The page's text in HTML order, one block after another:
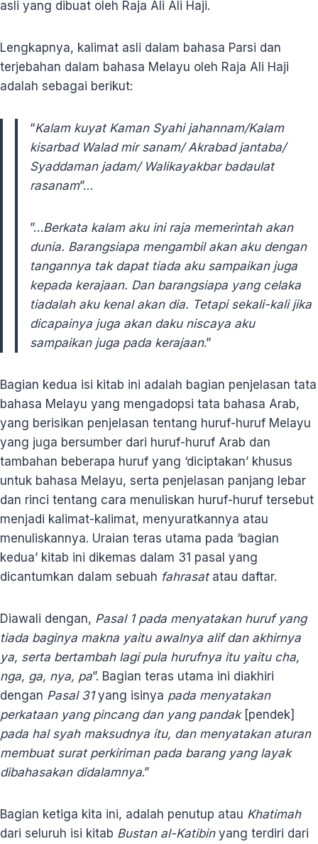
asli yang dibuat oleh Raja Ali Ali Haji.
Lengkapnya, kalimat asli dalam bahasa Parsi dan
terjebahan dalam bahasa Melayu oleh Raja Ali Haji
adalah sebagai berikut:
“Kalam kuyat Kaman Syahi jahannam/Kalam
kisarbad Walad mir sanam/ Akrabad jantaba/
Syaddaman jadam/ Walikayakbar badaulat
rasanam”…
”…Berkata kalam aku ini raja memerintah akan
dunia. Barangsiapa mengambil akan aku dengan
tangannya tak dapat tiada aku sampaikan juga
kepada kerajaan. Dan barangsiapa yang celaka
tiadalah aku kenal akan dia. Tetapi sekali-kali jika
dicapainya juga akan daku niscaya aku
sampaikan juga pada kerajaan.”
Bagian kedua isi kitab ini adalah bagian penjelasan tata
bahasa Melayu yang mengadopsi tata bahasa Arab,
yang berisikan penjelasan tentang huruf-huruf Melayu
yang juga bersumber dari huruf-huruf Arab dan
tambahan beberapa huruf yang ‘diciptakan’ khusus
untuk bahasa Melayu, serta penjelasan panjang lebar
dan rinci tentang cara menuliskan huruf-huruf tersebut
menjadi kalimat-kalimat, menyuratkannya atau
menuliskannya. Uraian teras utama pada ‘bagian
kedua’ kitab ini dikemas dalam 31 pasal yang
dicantumkan dalam sebuah fahrasat atau daftar.
Diawali dengan, Pasal 1 pada menyatakan huruf yang
tiada baginya makna yaitu awalnya alif dan akhirnya
ya, serta bertambah lagi pula hurufnya itu yaitu cha,
nga, ga, nya, pa”. Bagian teras utama ini diakhiri
dengan Pasal 31yang isinya pada menyatakan
perkataan yang pincang dan yang pandak [pendek]
pada hal syah maksudnya itu, dan menyatakan aturan
membuat surat perkiriman pada barang yang layak
dibahasakan didalamnya.”
Bagian ketiga kita ini, adalah penutup atau Khatimah
dari seluruh isi kitab Bustan al-Katibin yang terdiri dari